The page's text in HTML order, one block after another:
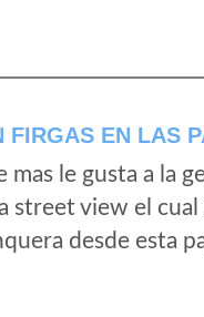
FIRGAS EN LAS
le gusta a la
street view el cual
desde esta